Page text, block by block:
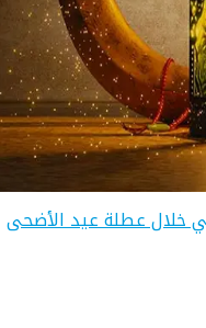
خلال عطلة عيد الأضحى